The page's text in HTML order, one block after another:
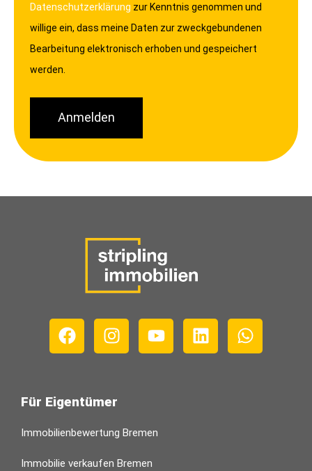
Datenschutzerklärung zur Kenntnis genommen und
willige ein, dass meine Daten zur zweckgebundenen
Bearbeitung elektronisch erhoben und gespeichert
werden.
Anmelden
Für Eigentümer
Immobilienbewertung Bremen
Immobilie verkaufen Bremen